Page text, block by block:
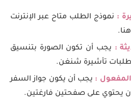
: نموذج الطلب متاح عبر الإنترنت
: يجب أن تكون الصورة بتنسيق
تأشيرة شنغن.
: يجب أن يكون جواز السفر
يحتوي على صفحتين فارغتين.